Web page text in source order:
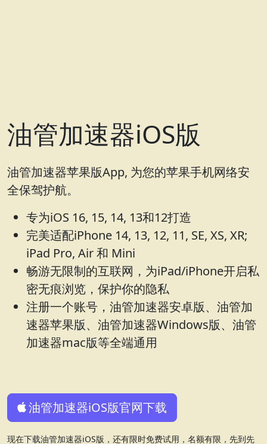
油管加速器iOS版
油管加速器苹果版App, 为您的苹果手机网络安
全保驾护航。
专为iOS 16, 15, 14, 13和12打造
完美适配iPhone 14, 13, 12, 11, SE, XS, XR;
iPad Pro, Air 和 Mini
畅游无限制的互联网，为iPad/iPhone开启私
密无痕浏览，保护你的隐私
注册一个账号，油管加速器安卓版、油管加
速器苹果版、油管加速器Windows版、油管
加速器mac版等全端通用
油管加速器iOS版官网下载
现在下载油管加速器iOS版，还有限时免费试用，名额有限，先到先